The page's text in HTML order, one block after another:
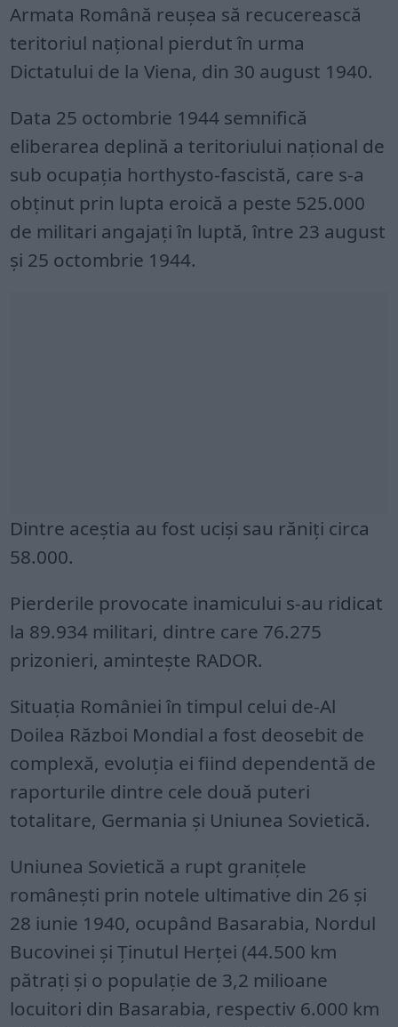
Armata Română reușea să recucerească
teritoriul național pierdut în urma
Dictatului de la Viena, din 30 august 1940.
Data 25 octombrie 1944 semnifică
eliberarea deplină a teritoriului naţional de
sub ocupaţia horthysto-fascistă, care s-a
obţinut prin lupta eroică a peste 525.000
de militari angajaţi în luptă, între 23 august
şi 25 octombrie 1944.
Dintre aceştia au fost ucişi sau răniţi circa
58.000.
Pierderile provocate inamicului s-au ridicat
la 89.934 militari, dintre care 76.275
prizonieri, aminteşte RADOR.
Situaţia României în timpul celui de-Al
Doilea Război Mondial a fost deosebit de
complexă, evoluţia ei fiind dependentă de
raporturile dintre cele două puteri
totalitare, Germania şi Uniunea Sovietică.
Uniunea Sovietică a rupt graniţele
româneşti prin notele ultimative din 26 şi
28 iunie 1940, ocupând Basarabia, Nordul
Bucovinei şi Ţinutul Herţei (44.500 km
pătraţi şi o populaţie de 3,2 milioane
locuitori din Basarabia, respectiv 6.000 km